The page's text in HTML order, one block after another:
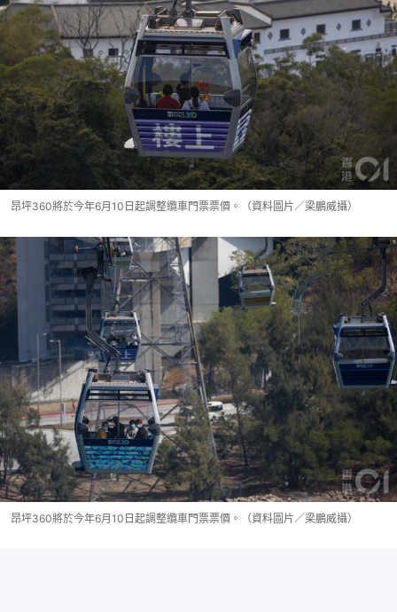
昂坪360將於今年6月10日起調整纜車門票票價。（資料圖片／梁鵬威攝）
昂坪360將於今年6月10日起調整纜車門票票價。（資料圖片／梁鵬威攝）